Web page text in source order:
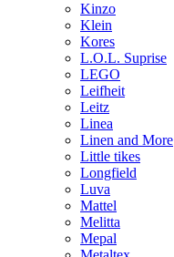
Kinzo
Klein
Kores
L.O.L. Suprise
LEGO
Leifheit
Leitz
Linea
Linen and More
Little tikes
Longfield
Luva
Mattel
Melitta
Mepal